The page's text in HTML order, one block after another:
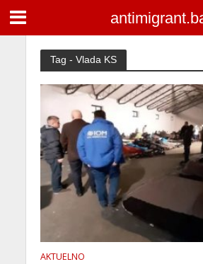
Tag - Vlada KS
AKTUELNO